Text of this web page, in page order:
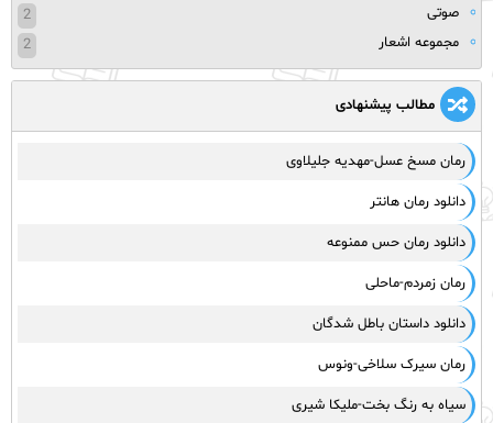
صوتی
2
مجموعه اشعار
2
مطالب پیشنهادی
رمان مسخ عسل-مهدیه جلیلاوی
دانلود رمان هانتر
دانلود رمان حس ممنوعه
رمان زمردم-ماحلی
دانلود داستان باطل شدگان
رمان سیرک سلاخی-ونوس
سیاه به رنگ بخت-ملیکا شیری